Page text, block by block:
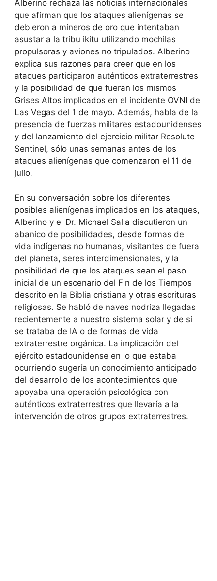
Alberino rechaza las noticias internacionales
que afirman que los ataques alienígenas se
debieron a mineros de oro que intentaban
asustar a la tribu ikitu utilizando mochilas
propulsoras y aviones no tripulados. Alberino
explica sus razones para creer que en los
ataques participaron auténticos extraterrestres
y la posibilidad de que fueran los mismos
Grises Altos implicados en el incidente OVNI de
Las Vegas del 1 de mayo. Además, habla de la
presencia de fuerzas militares estadounidenses
y del lanzamiento del ejercicio militar Resolute
Sentinel, sólo unas semanas antes de los
ataques alienígenas que comenzaron el 11 de
julio.
En su conversación sobre los diferentes
posibles alienígenas implicados en los ataques,
Alberino y el Dr. Michael Salla discutieron un
abanico de posibilidades, desde formas de
vida indígenas no humanas, visitantes de fuera
del planeta, seres interdimensionales, y la
posibilidad de que los ataques sean el paso
inicial de un escenario del Fin de los Tiempos
descrito en la Biblia cristiana y otras escrituras
religiosas. Se habló de naves nodriza llegadas
recientemente a nuestro sistema solar y de si
se trataba de IA o de formas de vida
extraterrestre orgánica. La implicación del
ejército estadounidense en lo que estaba
ocurriendo sugería un conocimiento anticipado
del desarrollo de los acontecimientos que
apoyaba una operación psicológica con
auténticos extraterrestres que llevaría a la
intervención de otros grupos extraterrestres.